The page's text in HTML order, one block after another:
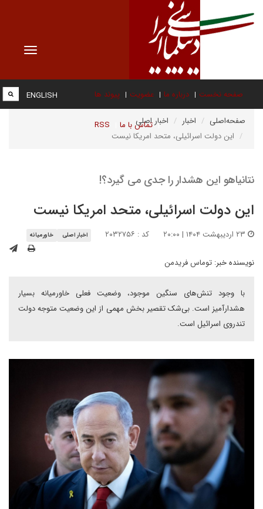
Toggle
صفحه نخست درباره ما عضویت پیوند ها
تماس با ما RSS
ENGLISH
صفحه‌اصلی اخبار
اخبار اصلی
این دولت اسرائیلی، متحد امریکا نیست
نتانیاهو این هشدار را جدی می گیرد؟!
این دولت اسرائیلی، متحد امریکا نیست
کد : ۲۰۳۲۷۵۶ اخبار اصلی خاورمیانه
نویسنده خبر: توماس فریدمن
با وجود تنش‌های سنگین موجود، وضعیت فعلی خاورمیانه بسیار
هشدارآمیز است. بی‌شک تقصیر بخش مهمی از این وضعیت متوجه دولت
تندروی اسرائیل است.